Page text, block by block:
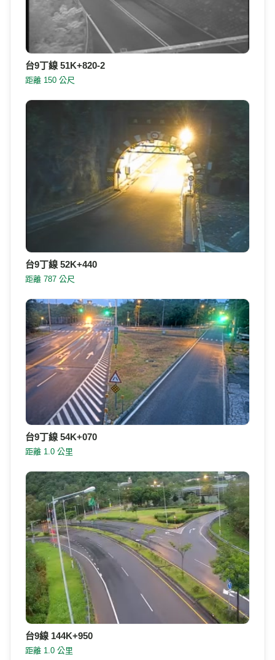
台9丁線 51K+820-2
距離 150 公尺
台9丁線 52K+440
距離 787 公尺
台9丁線 54K+070
距離 1.0 公里
台9線 144K+950
距離 1.0 公里